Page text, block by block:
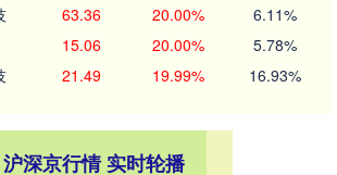
63.36 20.00% 6.11%
15.06 20.00% 5.78%
21.49 19.99% 16.93%
沪深京行情 实时轮播